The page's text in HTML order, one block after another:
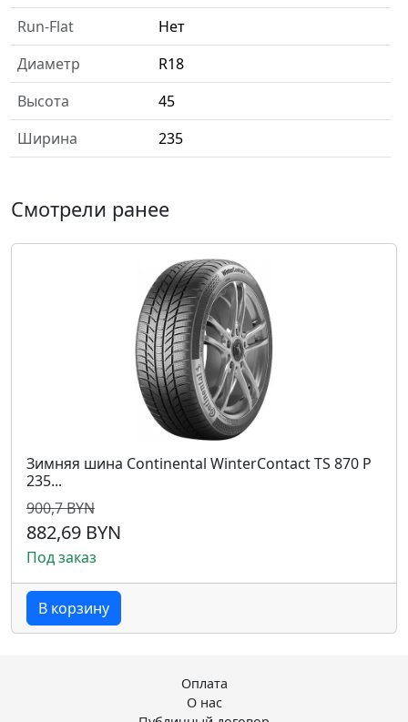
Run-Flat
Нет
Диаметр
R18
Высота
45
Ширина
235
Смотрели ранее
Зимняя шина Continental WinterContact TS 870 P
235...
900,7 BYN
882,69 BYN
Под заказ
В корзину
Оплата
О нас